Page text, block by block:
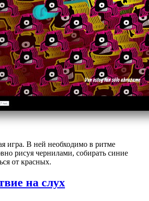
игра. В ней необходимо в ритме
рисуя чернилами, собирать синие
от красных.
на слух